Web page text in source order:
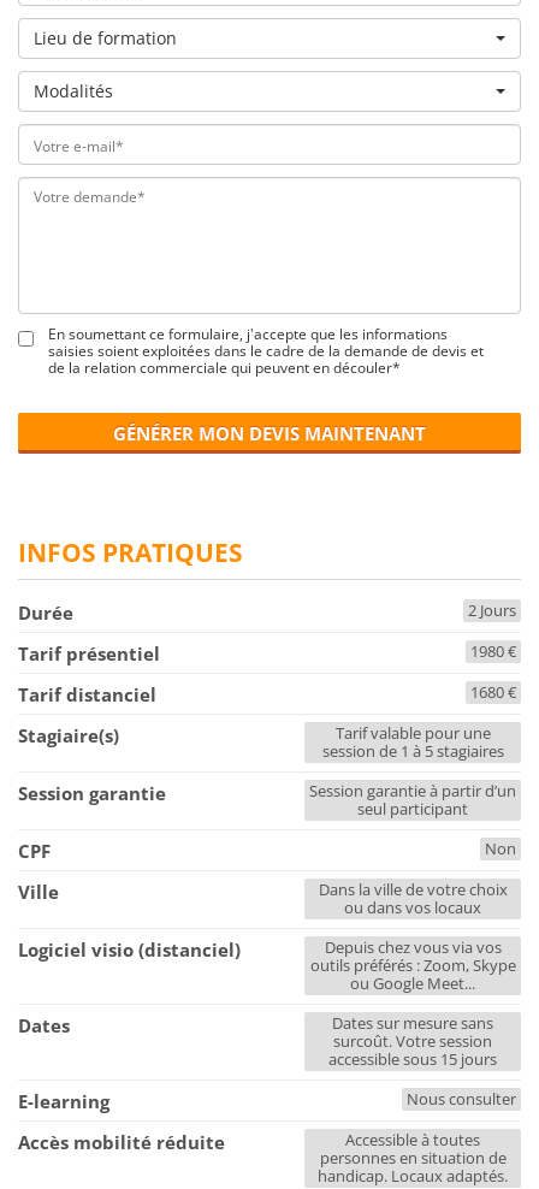
Lieu de formation
Modalités
En soumettant ce formulaire, j'accepte que les informations
saisies soient exploitées dans le cadre de la demande de devis et
de la relation commerciale qui peuvent en découler*
GÉNÉRER MON DEVIS MAINTENANT
INFOS PRATIQUES
Durée 2 Jours
Tarif présentiel 1980 €
Tarif distanciel 1680 €
Stagiaire(s)
Tarif valable pour une
session de 1 à 5 stagiaires
Session garantie
Session garantie à partir d’un
seul participant
CPF Non
Ville
Dans la ville de votre choix
ou dans vos locaux
Logiciel visio (distanciel)
Depuis chez vous via vos
outils préférés : Zoom, Skype
ou Google Meet...
Dates
Dates sur mesure sans
surcoût. Votre session
accessible sous 15 jours
E-learning Nous consulter
Accès mobilité réduite
Accessible à toutes
personnes en situation de
handicap. Locaux adaptés.